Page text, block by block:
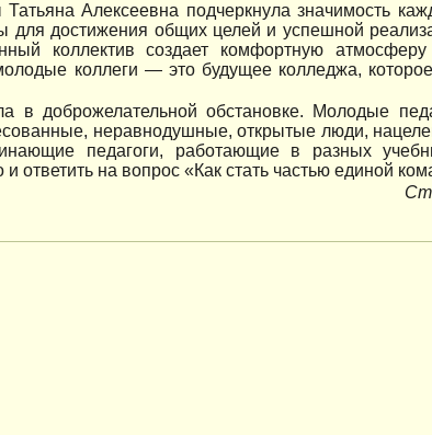
Алексеевна подчеркнула значимость
для достижения общих целей и успешной
коллектив создает комфортную атмосферу
коллеги — это будущее колледжа,
в доброжелательной обстановке. Молодые
неравнодушные, открытые люди,
педагоги, работающие в разных
и ответить на вопрос «Как стать частью единой